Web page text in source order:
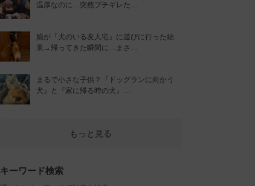
温厚なのに…突然ブチギレた…
娘が『犬のいる友人宅』に遊びに行った結
果→帰ってきた瞬間に…まさ…
まるで小さな子供？『ドッグランに向かう
犬』と『家に帰る時の犬』…
もっと見る
キーワード検索